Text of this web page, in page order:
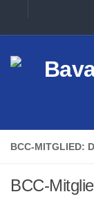
BCC-MITGLIED:
BCC-